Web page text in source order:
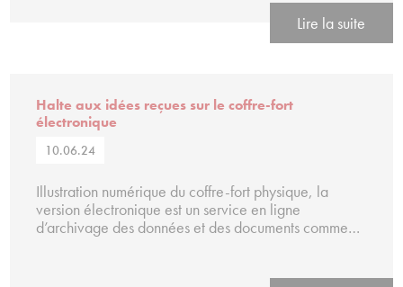
Lire la suite
Halte aux idées reçues sur le coffre-fort
électronique
10.06.24
Illustration numérique du coffre-fort physique, la
version électronique est un service en ligne
d’archivage des données et des documents comme…